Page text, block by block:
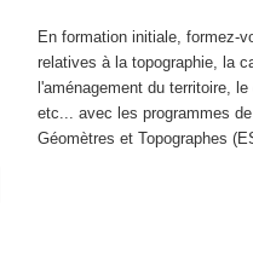
En formation initiale, formez-
relatives à la topographie, la
l'aménagement du territoire,
etc... avec les programmes
Géomètres et Topographes